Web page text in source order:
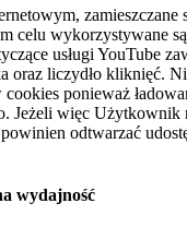
zamieszczane
celu wykorzystywane
usługi YouTube
oraz liczydło kliknięć.
ponieważ
Jeżeli więc Użytkownik
odtwarzać
wydajność